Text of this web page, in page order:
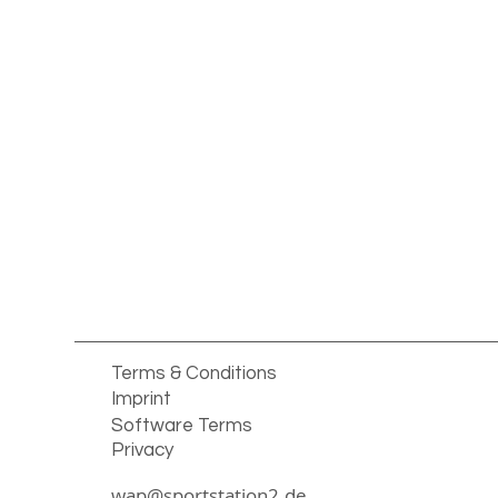
Terms & Conditions
Imprint
Software Terms
Privacy